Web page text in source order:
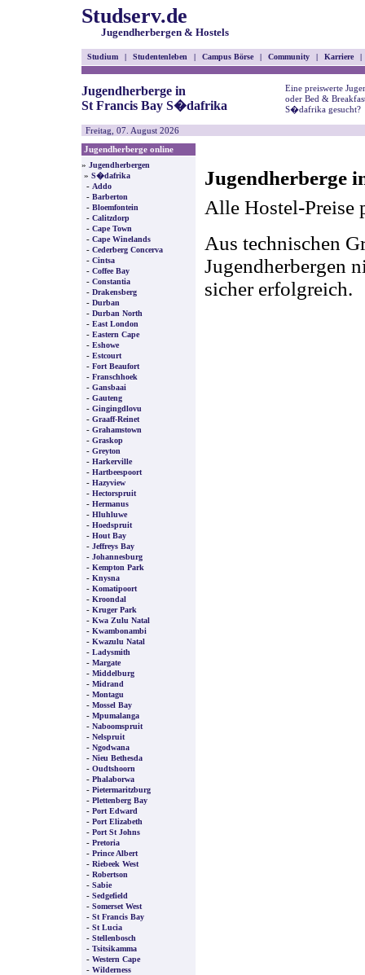
Studserv.de
Jugendherbergen & Hostels
Studium | Studentenleben | Campus Börse | Community | Karriere |
Jugendherberge in
St Francis Bay S�dafrika
Eine preiswerte
oder Bed &
S�dafrika gesucht?
Freitag, 07. August 2026
Jugendherberge online
» Jugendherbergen
» S�dafrika
- Addo
- Barberton
- Bloemfontein
- Calitzdorp
- Cape Town
- Cape Winelands
- Cederberg Concerva
- Cintsa
- Coffee Bay
- Constantia
- Drakensberg
- Durban
- Durban North
- East London
- Eastern Cape
- Eshowe
- Estcourt
- Fort Beaufort
- Franschhoek
- Gansbaai
- Gauteng
- Gingingdlovu
- Graaff-Reinet
- Grahamstown
- Graskop
- Greyton
- Harkerville
- Hartbeespoort
- Hazyview
- Hectorspruit
- Hermanus
- Hluhluwe
- Hoedspruit
- Hout Bay
- Jeffreys Bay
- Johannesburg
- Kempton Park
- Knysna
- Komatipoort
- Kroondal
- Kruger Park
- Kwa Zulu Natal
- Kwambonambi
- Kwazulu Natal
- Ladysmith
- Margate
- Middelburg
- Midrand
- Montagu
- Mossel Bay
- Mpumalanga
- Naboomspruit
- Nelspruit
- Ngodwana
- Nieu Bethesda
- Oudtshoorn
- Phalaborwa
- Pietermaritzburg
- Plettenberg Bay
- Port Edward
- Port Elizabeth
- Port St Johns
- Pretoria
- Prince Albert
- Riebeek West
- Robertson
- Sabie
- Sedgefield
- Somerset West
- St Francis Bay
- St Lucia
- Stellenbosch
- Tsitsikamma
- Western Cape
- Wilderness
Jugendherberge
Alle Hostel-Preise
Aus technischen
Jugendherbergen
sicher erfolgreich.